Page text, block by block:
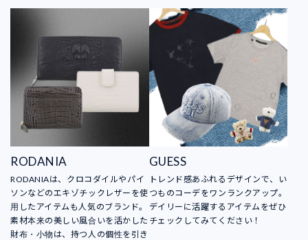
RODANIA
RODANIAは、クロコダイルやパイ
ソンなどのエキゾチックレザーを使
用したアイテムも人気のブランド。
素材本来の美しい風合いを活かした
財布・小物は、持つ人の個性を引き
GUESS
トレンド感あふれるデザインで、い
つものコーデをワンランクアップ。
デイリーに活躍するアイテムをぜひ
チェックしてみてください！